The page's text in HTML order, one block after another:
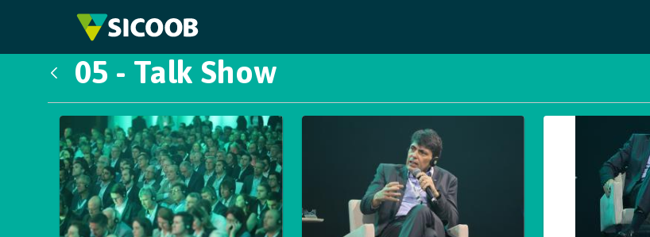
Pular para o Conteúdo principal
05 - Talk Show
Galeria de Mídias